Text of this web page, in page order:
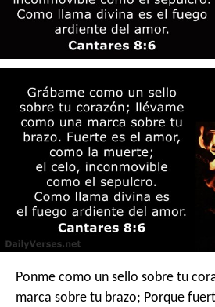
Ponme como un sello sobre tu
marca sobre tu brazo; Porque